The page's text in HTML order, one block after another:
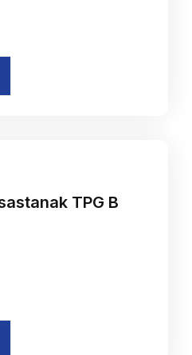
TPG B